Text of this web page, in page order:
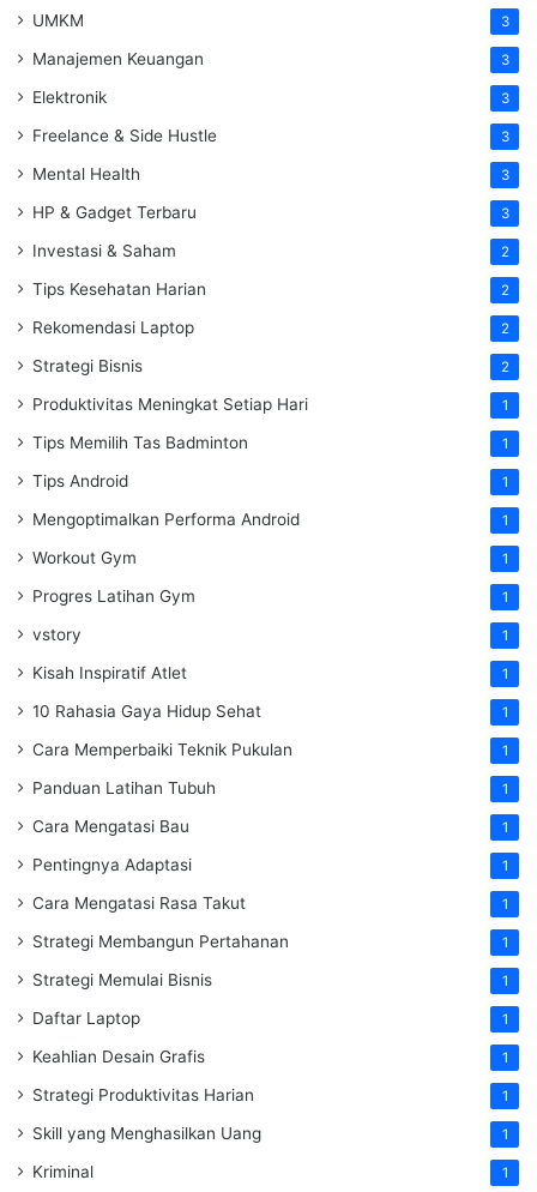
UMKM 3
Manajemen Keuangan 3
Elektronik 3
Freelance & Side Hustle 3
Mental Health 3
HP & Gadget Terbaru 3
Investasi & Saham 2
Tips Kesehatan Harian 2
Rekomendasi Laptop 2
Strategi Bisnis 2
Produktivitas Meningkat Setiap Hari 1
Tips Memilih Tas Badminton 1
Tips Android 1
Mengoptimalkan Performa Android 1
Workout Gym 1
Progres Latihan Gym 1
vstory 1
Kisah Inspiratif Atlet 1
10 Rahasia Gaya Hidup Sehat 1
Cara Memperbaiki Teknik Pukulan 1
Panduan Latihan Tubuh 1
Cara Mengatasi Bau 1
Pentingnya Adaptasi 1
Cara Mengatasi Rasa Takut 1
Strategi Membangun Pertahanan 1
Strategi Memulai Bisnis 1
Daftar Laptop 1
Keahlian Desain Grafis 1
Strategi Produktivitas Harian 1
Skill yang Menghasilkan Uang 1
Kriminal 1